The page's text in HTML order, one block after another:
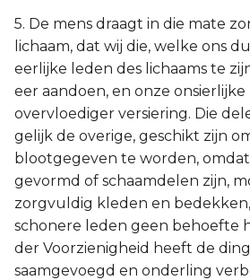
5. De mens draagt in die mate
lichaam, dat wij die, welke ons
eerlijke leden des lichaams te
eer aandoen, en onze
overvloediger versiering. Die
gelijk de overige, geschikt zijn
blootgegeven te worden,
gevormd of schaamdelen zijn,
zorgvuldig kleden en
schonere leden geen behoefte
der Voorzienigheid heeft de
saamgevoegd en onderling